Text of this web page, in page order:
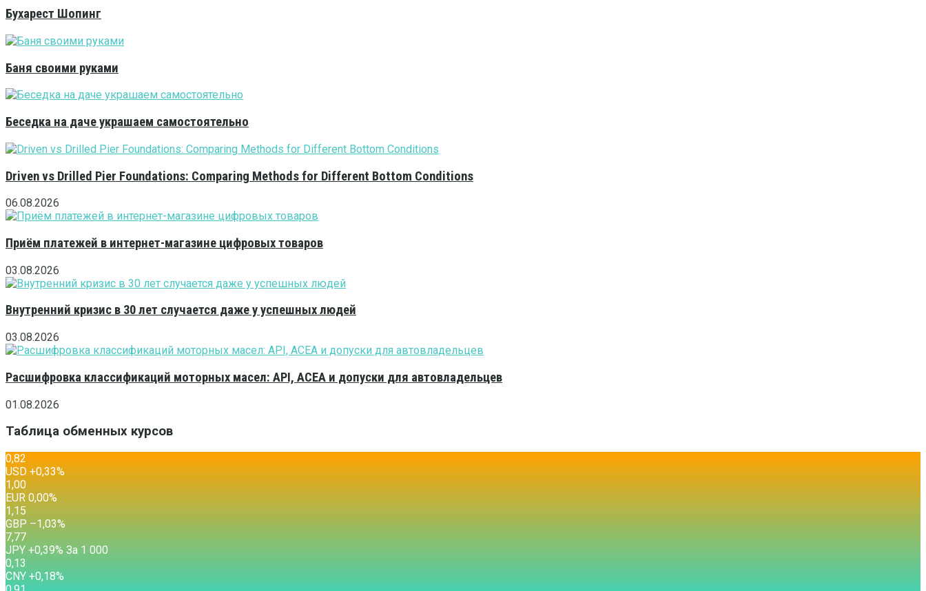
Бухарест Шопинг
Баня своими руками
Беседка на даче украшаем самостоятельно
Driven vs Drilled Pier Foundations: Comparing Methods for Different Bottom Conditions
06.08.2026
Приём платежей в интернет-магазине цифровых товаров
03.08.2026
Внутренний кризис в 30 лет случается даже у успешных людей
03.08.2026
Расшифровка классификаций моторных масел: API, ACEA и допуски для автовладельцев
01.08.2026
Таблица обменных курсов
0,82
USD +0,33%
1,00
EUR 0,00%
1,15
GBP –1,03%
7,77
JPY +0,39% За 1 000
0,13
CNY +0,18%